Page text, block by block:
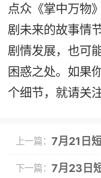
点众《掌中万物
剧未来的故事情
剧情发展，也可
困惑之处。如果
个细节，就请关
上一篇： 7月21日
物》登顶
下一篇： 7月23日